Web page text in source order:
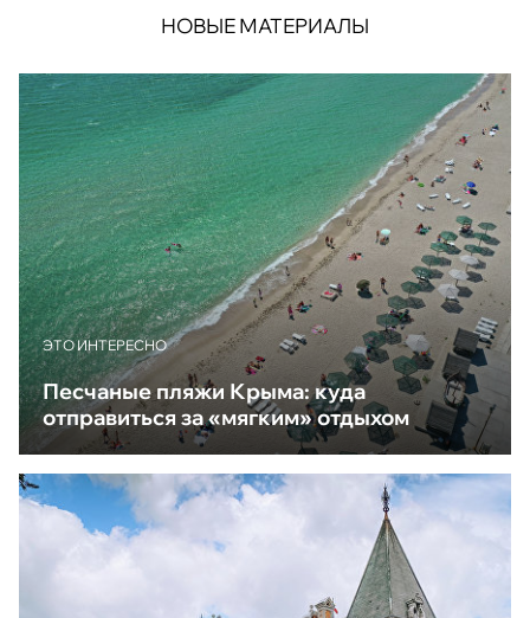
НОВЫЕ МАТЕРИАЛЫ
ЭТО ИНТЕРЕСНО
Песчаные пляжи Крыма: куда
отправиться за «мягким» отдыхом